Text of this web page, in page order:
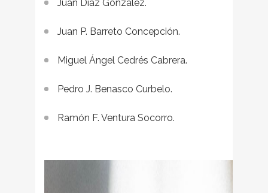
Juan Díaz González.
Juan P. Barreto Concepción.
Miguel Ángel Cedrés Cabrera.
Pedro J. Benasco Curbelo.
Ramón F. Ventura Socorro.